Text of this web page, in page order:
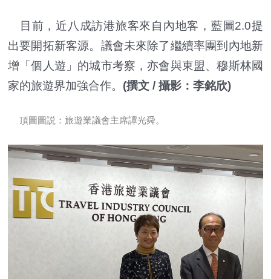
目前，近八成訪港旅客來自內地客，藍圖2.0提
出要開拓新客源。議會未來除了繼續率團到內地新
增「個人遊」的城市考察，亦會與東盟、穆斯林國
家的旅遊界加強合作。 (撰文 / 攝影：李銘欣)
頂圖圖説：旅遊業議會主席譚光舜。